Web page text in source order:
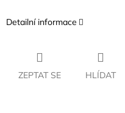
Detailní informace
ZEPTAT SE HLÍDAT